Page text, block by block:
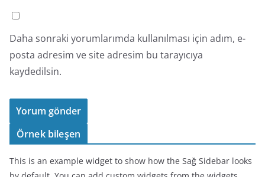
Daha sonraki yorumlarımda kullanılması için adım, e-
posta adresim ve site adresim bu tarayıcıya
kaydedilsin.
Örnek bileşen
This is an example widget to show how the Sağ Sidebar looks